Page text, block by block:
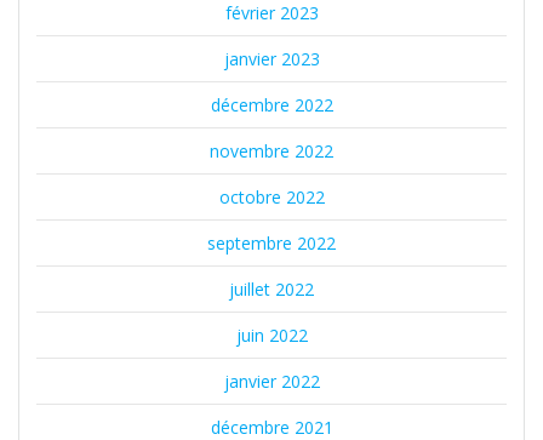
février 2023
janvier 2023
décembre 2022
novembre 2022
octobre 2022
septembre 2022
juillet 2022
juin 2022
janvier 2022
décembre 2021